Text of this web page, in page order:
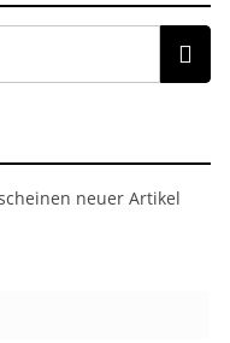
neuer Artikel